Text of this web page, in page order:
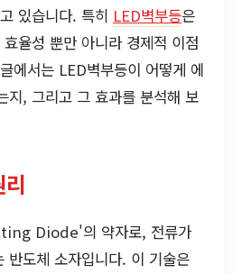
있습니다. 특히 LED벽부등은
율성 뿐만 아니라 경제적 이점
에서는 LED벽부등이 어떻게 에
지, 그리고 그 효과를 분석해 보
Diode'의 약자로, 전류가
반도체 소자입니다. 이 기술은